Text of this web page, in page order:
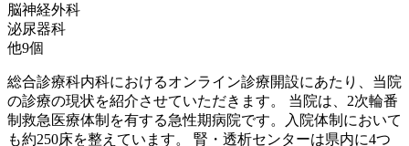
脳神経外科
泌尿器科
他9個
総合診療科内科におけるオンライン診療開設にあたり、当院
の診療の現状を紹介させていただきます。 当院は、2次輪番
制救急医療体制を有する急性期病院です。入院体制において
も約250床を整えています。 腎・透析センターは県内に4つ